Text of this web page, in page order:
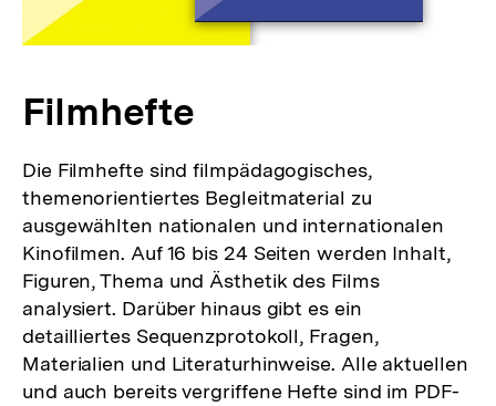
Filmhefte
Die Filmhefte sind filmpädagogisches,
themenorientiertes Begleitmaterial zu
ausgewählten nationalen und internationalen
Kinofilmen. Auf 16 bis 24 Seiten werden Inhalt,
Figuren, Thema und Ästhetik des Films
analysiert. Darüber hinaus gibt es ein
detailliertes Sequenzprotokoll, Fragen,
Materialien und Literaturhinweise. Alle aktuellen
und auch bereits vergriffene Hefte sind im PDF-